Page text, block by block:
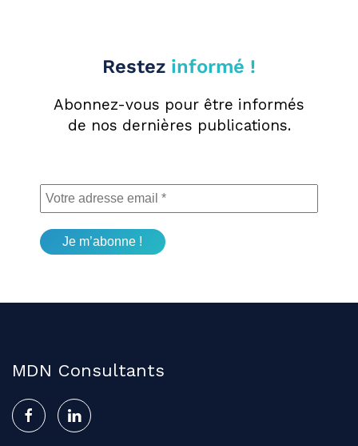
Restez informé !
Abonnez-vous pour être informés
de nos dernières publications.
MDN Consultants